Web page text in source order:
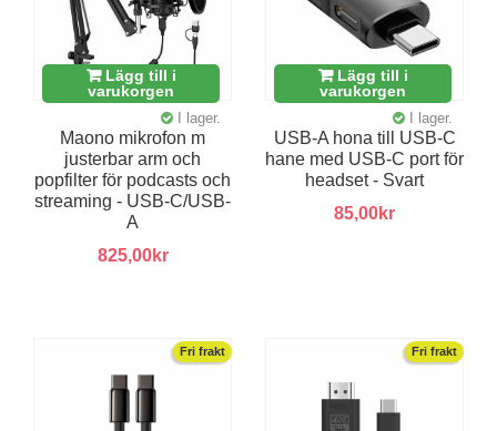
Lägg till i
varukorgen
I lager.
Maono mikrofon m
justerbar arm och
popfilter för podcasts och
streaming - USB-C/USB-
A
825,00kr
Lägg till i
varukorgen
I lager.
USB-A hona till USB-C
hane med USB-C port för
headset - Svart
85,00kr
Fri frakt Fri frakt